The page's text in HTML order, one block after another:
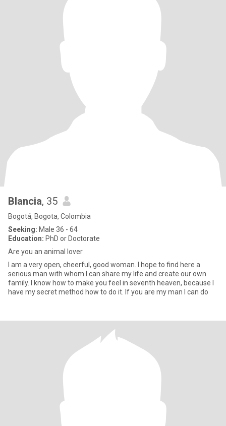
Blancia, 35
Bogotá, Bogota, Colombia
Seeking: Male 36 - 64
Education: PhD or Doctorate
Are you an animal lover
I am a very open, cheerful, good woman. I hope to find here a
serious man with whom I can share my life and create our own
family. I know how to make you feel in seventh heaven, because I
have my secret method how to do it. If you are my man I can do